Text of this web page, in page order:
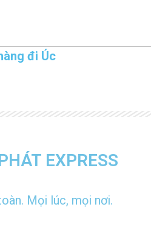
đi Úc
EXPRESS
Mọi lúc, mọi nơi.